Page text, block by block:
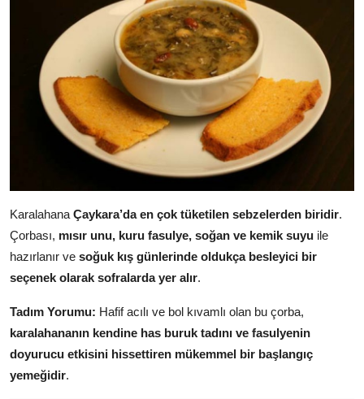
Karalahana Çaykara’da en çok tüketilen sebzelerden biridir.
Çorbası, mısır unu, kuru fasulye, soğan ve kemik suyu ile
hazırlanır ve soğuk kış günlerinde oldukça besleyici bir
seçenek olarak sofralarda yer alır.
Tadım Yorumu: Hafif acılı ve bol kıvamlı olan bu çorba,
karalahananın kendine has buruk tadını ve fasulyenin
doyurucu etkisini hissettiren mükemmel bir başlangıç
yemeğidir.